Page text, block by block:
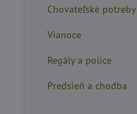
Chovateľské potreby
Vianoce
Regály a police
Predsieň a chodba